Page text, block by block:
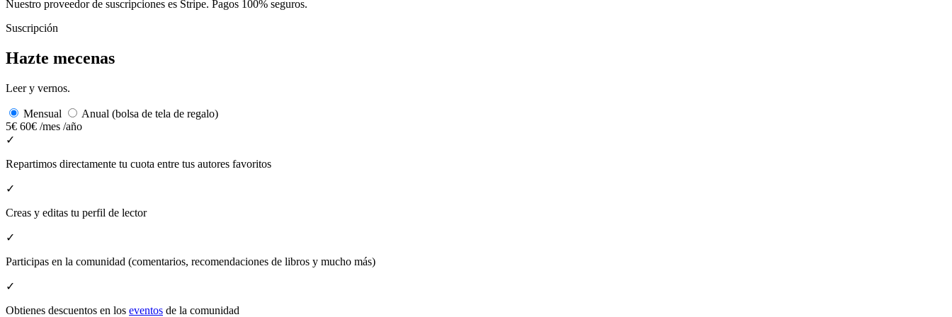
Nuestro proveedor de suscripciones es Stripe. Pagos 100% seguros.
Suscripción
Hazte mecenas
Leer y vernos.
Mensual
Anual (bolsa de tela de regalo)
5€ 60€ /mes /año
✓
Repartimos directamente tu cuota entre tus autores favoritos
✓
Creas y editas tu perfil de lector
✓
Participas en la comunidad (comentarios, recomendaciones de libros y mucho más)
✓
Obtienes descuentos en los eventos de la comunidad